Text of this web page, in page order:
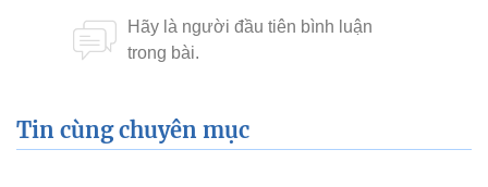
Tin cùng chuyên mục